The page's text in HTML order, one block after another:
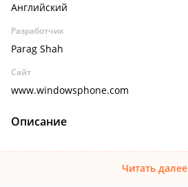
Английский
Разработчик
Parag Shah
Сайт
www.windowsphone.com
Описание
Читать далее